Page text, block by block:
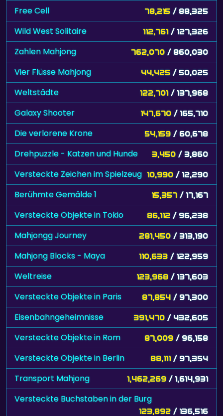
Free Cell 78,215 / 88,325
Wild West Solitaire 112,761 / 127,326
Zahlen Mahjong 762,070 / 860,030
Vier Flüsse Mahjong 44,425 / 50,025
Weltstädte 122,701 / 137,968
Galaxy Shooter 147,670 / 165,710
Die verlorene Krone 54,159 / 60,678
Drehpuzzle - Katzen und Hunde 3,450 / 3,860
Versteckte Zeichen im Spielzeug 10,990 / 12,290
Berühmte Gemälde 1 15,357 / 17,167
Versteckte Objekte in Tokio 86,112 / 96,238
Mahjongg Journey 281,450 / 313,190
Mahjong Blocks - Maya 110,633 / 122,959
Weltreise 123,968 / 137,603
Versteckte Objekte in Paris 87,854 / 97,300
Eisenbahngeheimnisse 391,470 / 432,605
Versteckte Objekte in Rom 87,009 / 96,158
Versteckte Objekte in Berlin 88,111 / 97,354
Transport Mahjong 1,462,269 / 1,614,931
Versteckte Buchstaben in der Burg
123,892 / 136,516